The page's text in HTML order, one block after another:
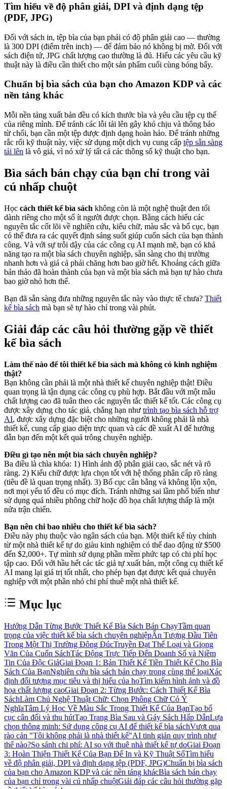
Tìm hiểu về độ phân giải, DPI và định dạng tệp
(PDF, JPG)
Đối với sách in, tệp bìa của bạn phải có độ phân giải cao — thường
là 300 DPI (điểm trên inch) — để đảm bảo nó không bị mờ. Đối với
sách điện tử, JPG chất lượng cao thường là đủ. Hiểu các yêu cầu kỹ
thuật này là điều cần thiết cho một sản phẩm cuối cùng bóng bẩy.
Chuẩn bị bìa sách của bạn cho Amazon KDP và các
nền tảng khác
Mỗi nền tảng xuất bản đều có kích thước bìa và yêu cầu tệp cụ thể
của riêng mình. Để tránh các lỗi tải lên gây khó chịu và thông báo
từ chối, bạn cần một tệp được định dạng hoàn hảo. Để tránh những
rắc rối kỹ thuật này, việc sử dụng một dịch vụ cung cấp tệp sẵn sàng
tải lên là vô giá, vì nó xử lý tất cả các thông số kỹ thuật cho bạn.
Bìa sách bán chạy của bạn chỉ trong vài
cú nhấp chuột
Học cách thiết kế bìa sách không còn là một nghệ thuật đen tối
dành riêng cho một số ít người được chọn. Bằng cách hiểu các
nguyên tắc cốt lõi về nghiên cứu, kiểu chữ, màu sắc và bố cục, bạn
có thể đưa ra các quyết định sáng suốt giúp cuốn sách của bạn thành
công. Và với sự trỗi dậy của các công cụ AI mạnh mẽ, bạn có khả
năng tạo ra một bìa sách chuyên nghiệp, sẵn sàng cho thị trường
nhanh hơn và giá cả phải chăng hơn bao giờ hết. Khoảng cách giữa
bản thảo đã hoàn thành của bạn và một bìa sách mà bạn tự hào chưa
bao giờ nhỏ hơn thế.
Bạn đã sẵn sàng đưa những nguyên tắc này vào thực tế chưa? Thiết
kế bìa sách mà bạn sẽ tự hào chỉ trong vài phút.
Giải đáp các câu hỏi thường gặp về thiết
kế bìa sách
Làm thế nào để tôi thiết kế bìa sách mà không có kinh nghiệm
thật?
Bạn không cần phải là một nhà thiết kế chuyên nghiệp thật! Điều
quan trọng là tận dụng các công cụ phù hợp. Bắt đầu với một mẫu
chất lượng cao đã tuân theo các nguyên tắc thiết kế tốt. Các công cụ
được xây dựng cho tác giả, chẳng hạn như trình tạo bìa sách hỗ trợ
AI, được xây dựng đặc biệt cho những người không phải là nhà
thiết kế, cung cấp giao diện trực quan và các đề xuất AI để hướng
dẫn bạn đến một kết quả trông chuyên nghiệp.
Điều gì tạo nên một bìa sách chuyên nghiệp?
Ba điều là chìa khóa: 1) Hình ảnh độ phân giải cao, sắc nét và rõ
ràng. 2) Kiểu chữ được lựa chọn tốt với hệ thống phân cấp rõ ràng
(tiêu đề là quan trọng nhất). 3) Bố cục cân bằng và không lộn xộn,
nơi mọi yếu tố đều có mục đích. Tránh những sai lầm phổ biến như
sử dụng quá nhiều phông chữ hoặc đồ họa chất lượng thấp là một
nửa trận chiến.
Bạn nên chi bao nhiêu cho thiết kế bìa sách?
Điều này phụ thuộc vào ngân sách của bạn. Một thiết kế tùy chỉnh
từ một nhà thiết kế tự do giàu kinh nghiệm có thể dao động từ $500
đến $2,000+. Tự mình sử dụng phần mềm phức tạp có chi phí học
tập cao. Đối với hầu hết các tác giả tự xuất bản, một công cụ thiết kế
AI mang lại giá trị tốt nhất, cho phép bạn đạt được kết quả chuyên
nghiệp với một phần nhỏ chi phí thuê một nhà thiết kế.
Mục lục
Hướng Dẫn Từng Bước Thiết Kế Bìa Sách Bán ChạyTầm quan
trọng của việc thiết kế bìa sách chuyên nghiệpẤn Tượng Đầu Tiên
Trong Một Thị Trường Đông ĐúcTruyền Đạt Thể Loại và Giọng
Văn Của Cuốn SáchTác Động Trực Tiếp Đến Doanh Số và Niềm
Tin Của Độc GiảGiai Đoạn 1: Bản Thiết Kế Tiền Thiết Kế Cho Bìa
Sách Của BạnNghiên cứu bìa sách bán chạy trong cùng thể loạiXác
định đối tượng mục tiêu và thị hiếu của họTìm kiếm hình ảnh và đồ
họa chất lượng caoGiai Đoạn 2: Từng Bước: Cách Thiết Kế Bìa
SáchLàm Chủ Nghệ Thuật Chữ: Chọn Phông Chữ Có Ý
NghĩaTâm Lý Học Về Màu Sắc Trong Thiết Kế Của BạnTạo bố
cục cân đối và thu hútTạo Trang Bìa Sau và Gáy Sách Hấp DẫnLựa
chọn thông minh: Sử dụng công cụ AI để thiết kế bìa sáchVượt qua
rào cản "Tôi không phải là nhà thiết kế"AI tinh giản quy trình như
thế nào?So sánh chi phí: AI so với thuê nhà thiết kế tự doGiai Đoạn
3: Hoàn Thiện Thiết Kế Của Bạn Để In và Kỹ Thuật SốTìm hiểu
về độ phân giải, DPI và định dạng tệp (PDF, JPG)Chuẩn bị bìa sách
của bạn cho Amazon KDP và các nền tảng khácBìa sách bán chạy
của bạn chỉ trong vài cú nhấp chuộtGiải đáp các câu hỏi thường gặp